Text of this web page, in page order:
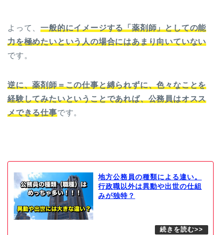
よって、一般的にイメージする「薬剤師」としての能
力を極めたいという人の場合にはあまり向いていない
です。
逆に、薬剤師＝この仕事と縛られずに、色々なことを
経験してみたいということであれば、公務員はオスス
メできる仕事です。
地方公務員の種類による違い。
行政職以外は異動や出世の仕組
みが独特？